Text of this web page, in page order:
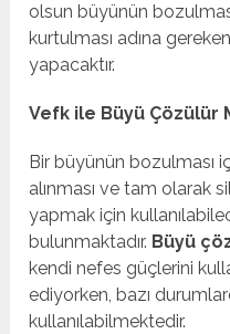
olsun büyünün
kurtulması adına
yapacaktır.
Vefk ile Büyü Çözülür
Bir büyünün bozulması
alınması ve tam olarak
yapmak için
bulunmaktadır. Büyü
kendi nefes güçlerini
ediyorken, bazı
kullanılabilmektedir.